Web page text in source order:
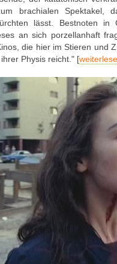
brachialen Spektakel,
lässt. Bestnoten in
an sich porzellanhaft
die hier im Stieren und
Physis reicht." [